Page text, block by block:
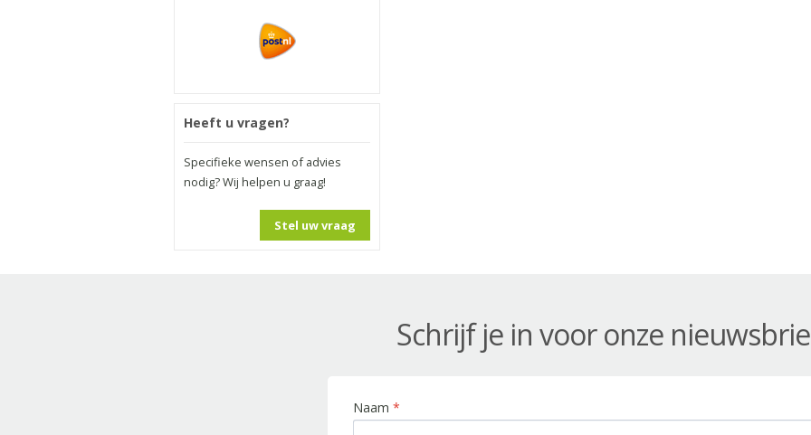
Heeft u vragen?
Specifieke wensen of advies
nodig? Wij helpen u graag!
Stel uw vraag
Schrijf je in voor onze
Naam *